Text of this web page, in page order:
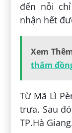
đến nỗi
nhận hết
Xem
thăm
Từ Mã Lì
trưa. Sau
TP.Hà